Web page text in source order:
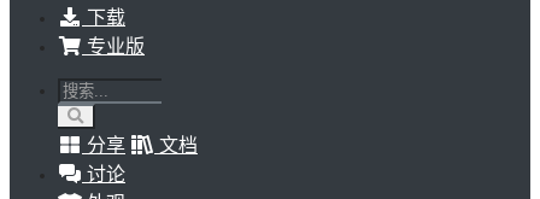
下载
专业版
分享
文档
讨论